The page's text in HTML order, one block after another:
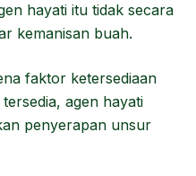
hayati itu tidak secara
kemanisan buah.
faktor ketersediaan
agen hayati
penyerapan unsur